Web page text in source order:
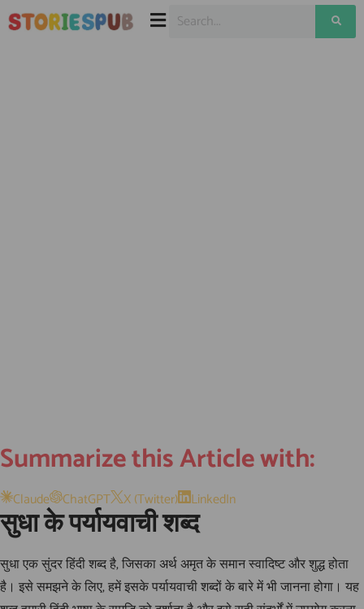
Summarize this Article with:
Claude ChatGPT X (Twitter) LinkedIn
सुधा के पर्यायवाची शब्द
सुधा एक सुंदर हिंदी शब्द है, जिसका अर्थ अमृत के समान स्वादिष्ट और शुद्ध होता
है। इसे समझने के लिए, हमें इसके पर्यायवाची शब्दों के बारे में भी जानना होगा। यह